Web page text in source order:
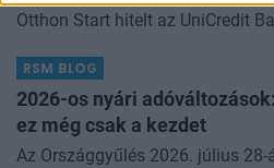
Otthon Start hitelt az UniCredit
kamathoz képest. De arról sem s
RSM BLOG
2026-os nyári
ez még csak a kezdet
Az Országgyűlés 2026. július